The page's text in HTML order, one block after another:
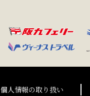
個人情報の取り扱い